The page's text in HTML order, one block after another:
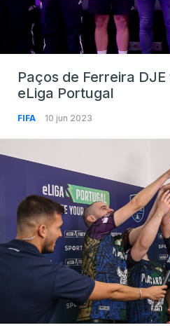
Paços de Ferreira
eLiga Portugal
FIFA 10 jun 2023